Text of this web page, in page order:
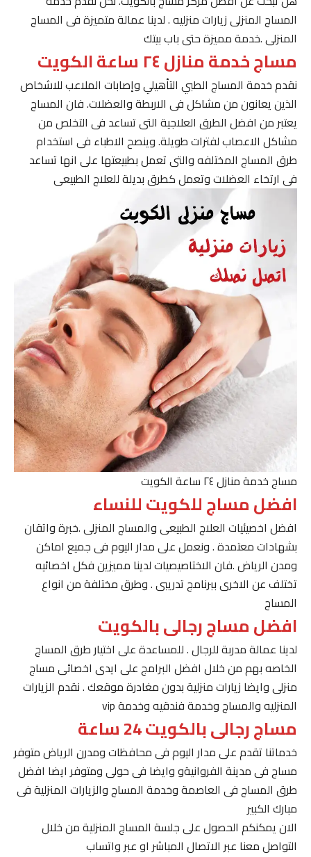
المساج المنزلى زيارات منزليه . لدينا عمالة متميزة فى المساج
المنزلى .خدمة مميزة حتى باب بيتك
مساج خدمة منازل ٢٤ ساعة الكويت
نقدم خدمة المساج الطبي التأهيلي وإصابات الملاعب للاشخاص
الذين يعانون من مشاكل فى الاربطة والعضلات. فان المساج
يعتبر من افضل الطرق العلاجية التى تساعد فى التخلص من
مشاكل الاعصاب لفترات طويلة. وينصح الاطباء فى استخدام
طرق المساج المختلفه والتى تعمل بطبيعتها على انها تساعد
فى ارتخاء العضلات وتعمل كطرق بديلة للعلاج الطبيعى
مساج خدمة منازل ٢٤ ساعة الكويت
افضل مساج للكويت للنساء
افضل اخصيئيات العلاج الطبيعى والمساج المنزلى .خبرة واتقان
بشهادات معتمدة . ونعمل على مدار اليوم فى جميع اماكن
ومدن الرياض .فان الاختاصيصيات لدينا مميزين فكل اخصائيه
تختلف عن الاخرى ببرنامج تدريبى . وطرق مختلفة من انواع
المساج
افضل مساج رجالى بالكويت
لدينا عمالة مدربة للرجال . للمساعدة على اختيار طرق المساج
الخاصه بهم من خلال افضل البرامج على ايدى اخصائى مساج
منزلى وايضا زيارات منزلية بدون مغادرة موقعك . نقدم الزيارات
المنزليه والمساج وخدمة فندقيه وخدمة vip
مساج رجالى بالكويت 24 ساعة
خدماتنا تقدم على مدار اليوم فى محافظات ومدرن الرياض متوفر
مساج فى مدينة الفروانيةو وايضا فى حولى ومتوفر ايضا افضل
طرق المساج فى العاصمة وخدمة المساج والزيارات المنزلية فى
مبارك الكبير
الان يمكنكم الحصول على جلسة المساج المنزلية من خلال
التواصل معنا عبر الاتصال المباشر او عبر واتساب